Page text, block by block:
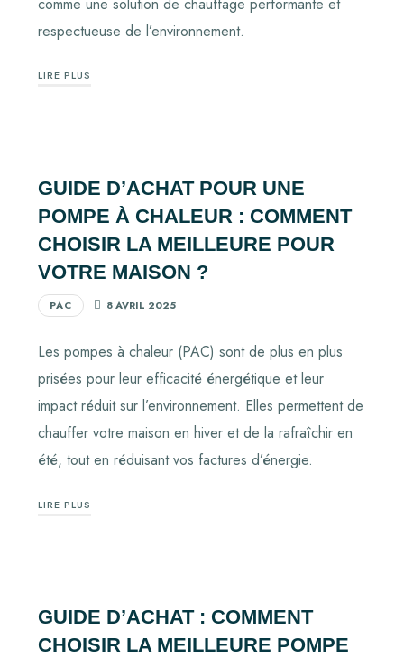
respectueuse de l’environnement.
LIRE PLUS
GUIDE D’ACHAT POUR UNE
POMPE À CHALEUR : COMMENT
CHOISIR LA MEILLEURE POUR
VOTRE MAISON ?
PAC 8 AVRIL 2025
Les pompes à chaleur (PAC) sont de plus en plus
prisées pour leur efficacité énergétique et leur
impact réduit sur l’environnement. Elles permettent de
chauffer votre maison en hiver et de la rafraîchir en
été, tout en réduisant vos factures d’énergie.
LIRE PLUS
GUIDE D’ACHAT : COMMENT
CHOISIR LA MEILLEURE POMPE